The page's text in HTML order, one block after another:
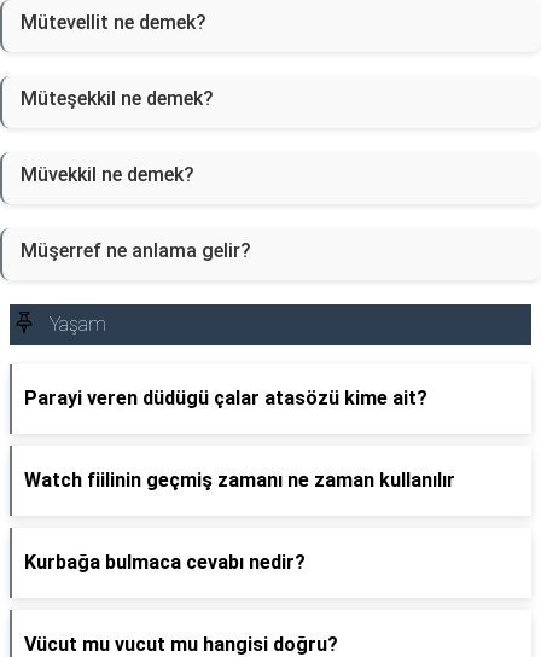
Mütevellit ne demek?
Müteşekkil ne demek?
Müvekkil ne demek?
Müşerref ne anlama gelir?
Yaşam
Parayi veren düdügü çalar atasözü kime ait?
Watch fiilinin geçmiş zamanı ne zaman kullanılır
Kurbağa bulmaca cevabı nedir?
Vücut mu vucut mu hangisi doğru?